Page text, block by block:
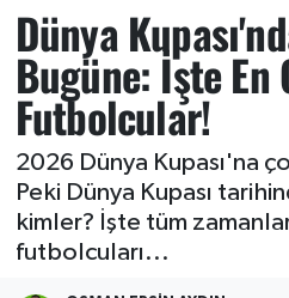
Dünya
Bugüne: İşte En
Futbolcular!
2026 Dünya Kupası'na
Peki Dünya Kupası
kimler? İşte tüm
futbolcuları...
Trabzonspor
Trendyol Süper Lig
Şampiyonlar Ligi
UEFA Avrupa Ligi
WTA
Voleybol
Özel Haberler
Muhabirler
Arama
Basketbol
Şampiyonlar Ligi
UEFA Avrupa Ligi
Avrupa Konferans Ligi
Süper Lig Puan
Tüm Manşetler
Son Dakika Haberleri
Haber Arşivi